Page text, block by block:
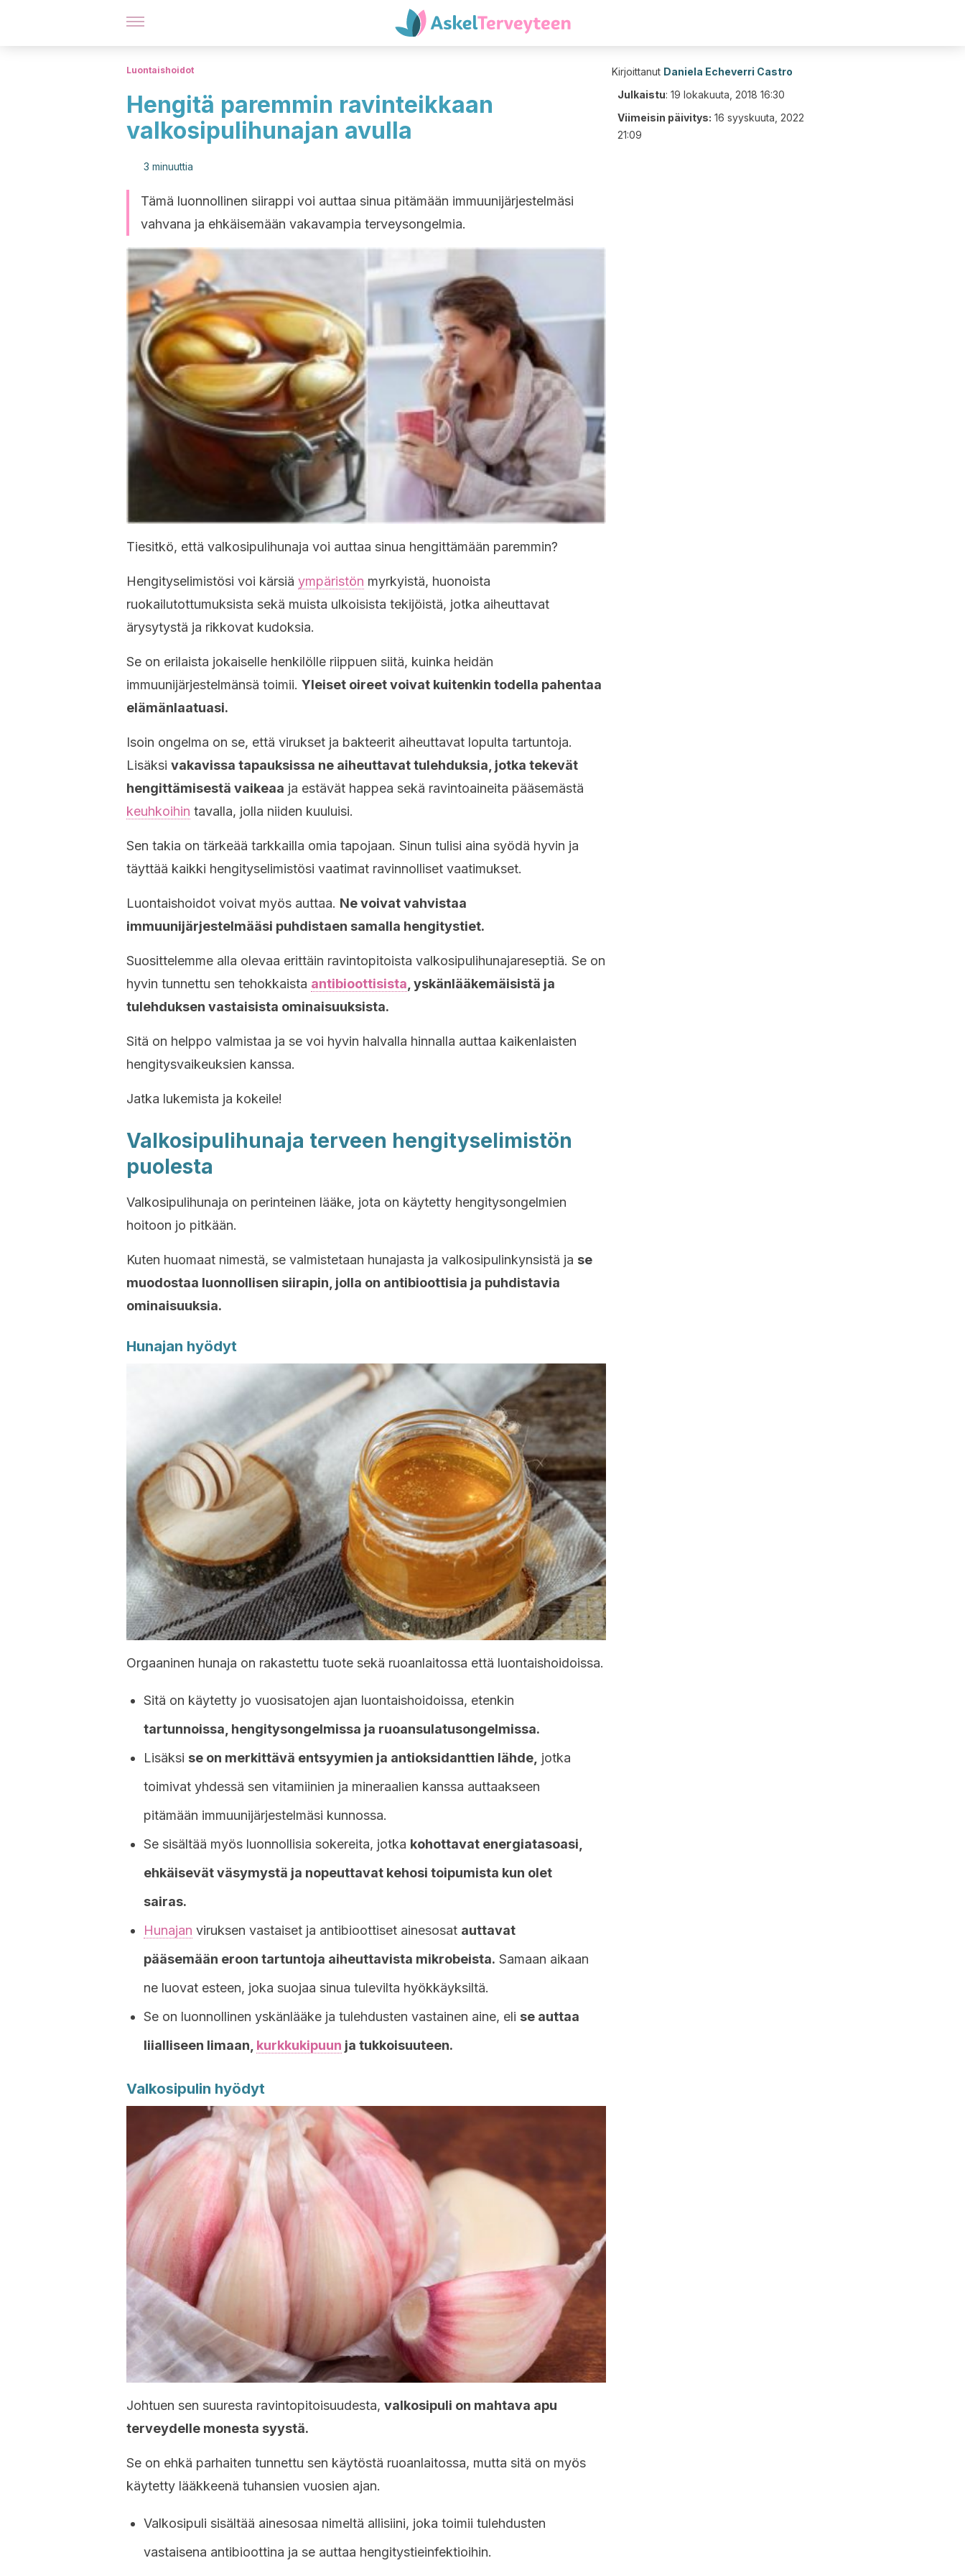
Luontaishoidot
Hengitä paremmin ravinteikkaan
valkosipulihunajan avulla
3 minuuttia
Tämä luonnollinen siirappi voi auttaa sinua pitämään immuunijärjestelmäsi
vahvana ja ehkäisemään vakavampia terveysongelmia.
Tiesitkö, että valkosipulihunaja voi auttaa sinua hengittämään paremmin?
Hengityselimistösi voi kärsiä ympäristön myrkyistä, huonoista
ruokailutottumuksista sekä muista ulkoisista tekijöistä, jotka aiheuttavat
ärysytystä ja rikkovat kudoksia.
Se on erilaista jokaiselle henkilölle riippuen siitä, kuinka heidän
immuunijärjestelmänsä toimii. Yleiset oireet voivat kuitenkin todella pahentaa
elämänlaatuasi.
Isoin ongelma on se, että virukset ja bakteerit aiheuttavat lopulta tartuntoja.
Lisäksi vakavissa tapauksissa ne aiheuttavat tulehduksia, jotka tekevät
hengittämisestä vaikeaa ja estävät happea sekä ravintoaineita pääsemästä
keuhkoihin tavalla, jolla niiden kuuluisi.
Sen takia on tärkeää tarkkailla omia tapojaan. Sinun tulisi aina syödä hyvin ja
täyttää kaikki hengityselimistösi vaatimat ravinnolliset vaatimukset.
Luontaishoidot voivat myös auttaa. Ne voivat vahvistaa
immuunijärjestelmääsi puhdistaen samalla hengitystiet.
Suosittelemme alla olevaa erittäin ravintopitoista valkosipulihunajareseptiä. Se on
hyvin tunnettu sen tehokkaista antibioottisista , yskänlääkemäisistä ja
tulehduksen vastaisista ominaisuuksista.
Sitä on helppo valmistaa ja se voi hyvin halvalla hinnalla auttaa kaikenlaisten
hengitysvaikeuksien kanssa.
Jatka lukemista ja kokeile!
Valkosipulihunaja terveen hengityselimistön
puolesta
Valkosipulihunaja on perinteinen lääke, jota on käytetty hengitysongelmien
hoitoon jo pitkään.
Kuten huomaat nimestä, se valmistetaan hunajasta ja valkosipulinkynsistä ja se
muodostaa luonnollisen siirapin, jolla on antibioottisia ja puhdistavia
ominaisuuksia.
Hunajan hyödyt
Orgaaninen hunaja on rakastettu tuote sekä ruoanlaitossa että luontaishoidoissa.
Sitä on käytetty jo vuosisatojen ajan luontaishoidoissa, etenkin
tartunnoissa, hengitysongelmissa ja ruoansulatusongelmissa.
Lisäksi se on merkittävä entsyymien ja antioksidanttien lähde, jotka
toimivat yhdessä sen vitamiinien ja mineraalien kanssa auttaakseen
pitämään immuunijärjestelmäsi kunnossa.
Se sisältää myös luonnollisia sokereita, jotka kohottavat energiatasoasi,
ehkäisevät väsymystä ja nopeuttavat kehosi toipumista kun olet
sairas.
Hunajan viruksen vastaiset ja antibioottiset ainesosat auttavat
pääsemään eroon tartuntoja aiheuttavista mikrobeista. Samaan aikaan
ne luovat esteen, joka suojaa sinua tulevilta hyökkäyksiltä.
Se on luonnollinen yskänlääke ja tulehdusten vastainen aine, eli se auttaa
liialliseen limaan, kurkkukipuun ja tukkoisuuteen.
Valkosipulin hyödyt
Johtuen sen suuresta ravintopitoisuudesta, valkosipuli on mahtava apu
terveydelle monesta syystä.
Se on ehkä parhaiten tunnettu sen käytöstä ruoanlaitossa, mutta sitä on myös
käytetty lääkkeenä tuhansien vuosien ajan.
Valkosipuli sisältää ainesosaa nimeltä allisiini, joka toimii tulehdusten
vastaisena antibioottina ja se auttaa hengitystieinfektioihin.
Kirjoittanut Daniela Echeverri Castro
Julkaistu: 19 lokakuuta, 2018 16:30
Viimeisin päivitys: 16 syyskuuta, 2022
21:09